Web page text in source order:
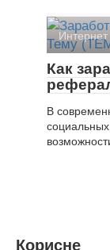
Интернет
Как
В
Корисне